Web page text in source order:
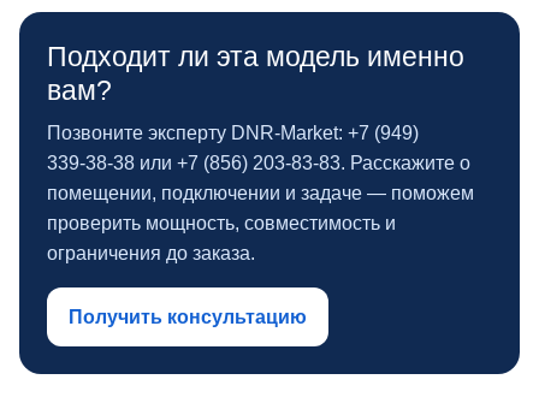
Подходит ли эта модель именно
вам?
Позвоните эксперту DNR‑Market: +7 (949)
339‑38‑38 или +7 (856) 203‑83‑83. Расскажите о
помещении, подключении и задаче — поможем
проверить мощность, совместимость и
ограничения до заказа.
Получить консультацию